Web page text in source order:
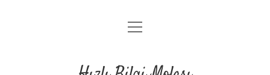
Anasayfa
menüyü